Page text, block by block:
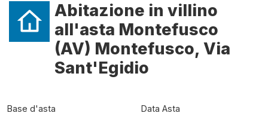
Abitazione in villino
all'asta Montefusco
(AV) Montefusco, Via
Sant'Egidio
Base d'asta
Data Asta